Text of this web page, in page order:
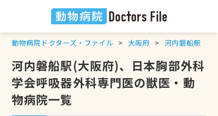
動物病院ドクターズ・ファイル 大阪府 河内磐船駅
河内磐船駅(大阪府)、日本胸部外科
学会呼吸器外科専門医の獣医・動
物病院一覧